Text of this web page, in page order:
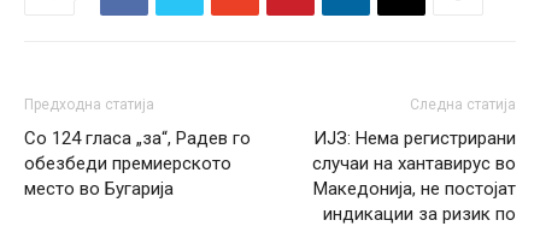
Предходна статија
Со 124 гласа „за“, Радев го
обезбеди премиерското
место во Бугарија
Следна статија
ИЈЗ: Нема регистрирани
случаи на хантавирус во
Македонија, не постојат
индикации за ризик по